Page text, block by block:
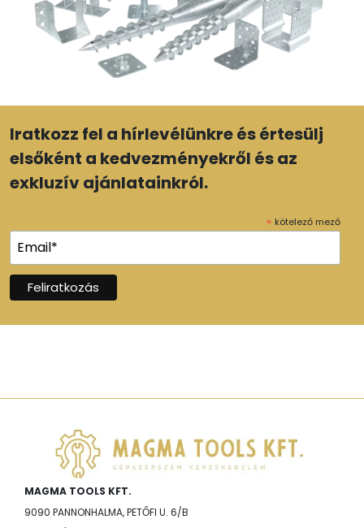
Iratkozz fel a hírlevélünkre és értesülj
elsőként a kedvezményekről és az
exkluzív ajánlatainkról.
* kötelező mező
MAGMA TOOLS KFT.
9090 PANNONHALMA, PETŐFI U. 6/B